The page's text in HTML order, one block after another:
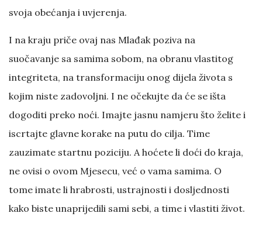
svoja obećanja i uvjerenja.
I na kraju priče ovaj nas Mlađak poziva na
suočavanje sa samima sobom, na obranu vlastitog
integriteta, na transformaciju onog dijela života s
kojim niste zadovoljni. I ne očekujte da će se išta
dogoditi preko noći. Imajte jasnu namjeru što želite i
iscrtajte glavne korake na putu do cilja. Time
zauzimate startnu poziciju. A hoćete li doći do kraja,
ne ovisi o ovom Mjesecu, već o vama samima. O
tome imate li hrabrosti, ustrajnosti i dosljednosti
kako biste unaprijedili sami sebi, a time i vlastiti život.